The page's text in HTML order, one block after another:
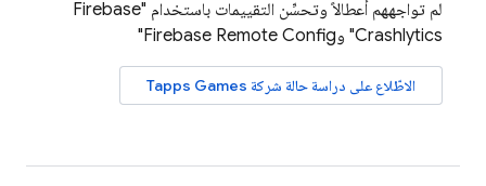
لم تواجههم أعطالاً وتحسِّن التقييمات باستخدام "Firebase
Crashlytics" وFirebase Remote Config
"
الاطّلاع على دراسة حالة شركة Tapps Games